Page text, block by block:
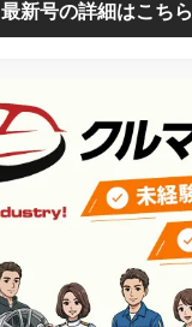
最新号の詳細はこちら